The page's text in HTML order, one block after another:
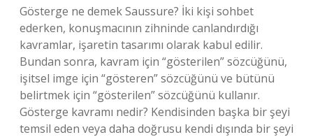
Gösterge ne demek Saussure? İki kişi sohbet
ederken, konuşmacının zihninde canlandırdığı
kavramlar, işaretin tasarımı olarak kabul edilir.
Bundan sonra, kavram için “gösterilen” sözcüğünü,
işitsel imge için “gösteren” sözcüğünü ve bütünü
belirtmek için “gösterilen” sözcüğünü kullanır.
Gösterge kavramı nedir? Kendisinden başka bir şeyi
temsil eden veya daha doğrusu kendi dışında bir şeyi